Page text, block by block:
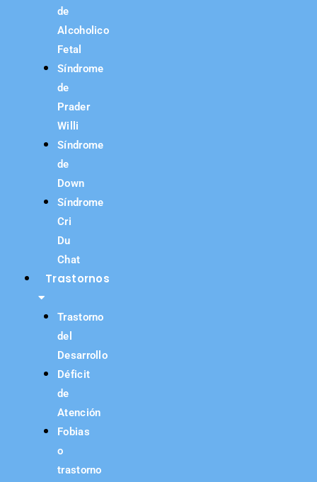
de
Alcoholico
Fetal
Síndrome
de
Prader
Willi
Síndrome
de
Down
Síndrome
Cri
Du
Chat
Trastornos
Trastorno
del
Desarrollo
Déficit
de
Atención
Fobias
o
trastorno